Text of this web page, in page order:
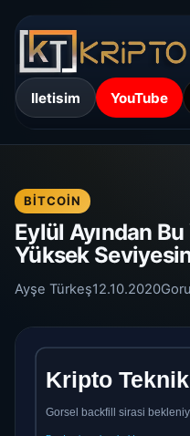
Iletisim YouTube
BITCOIN
Eylül Ayından
Yüksek
Ayşe Türkeş12.10.2020